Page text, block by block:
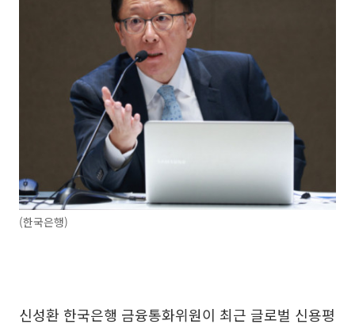
(한국은행)
신성환 한국은행 금융통화위원이 최근 글로벌 신용평